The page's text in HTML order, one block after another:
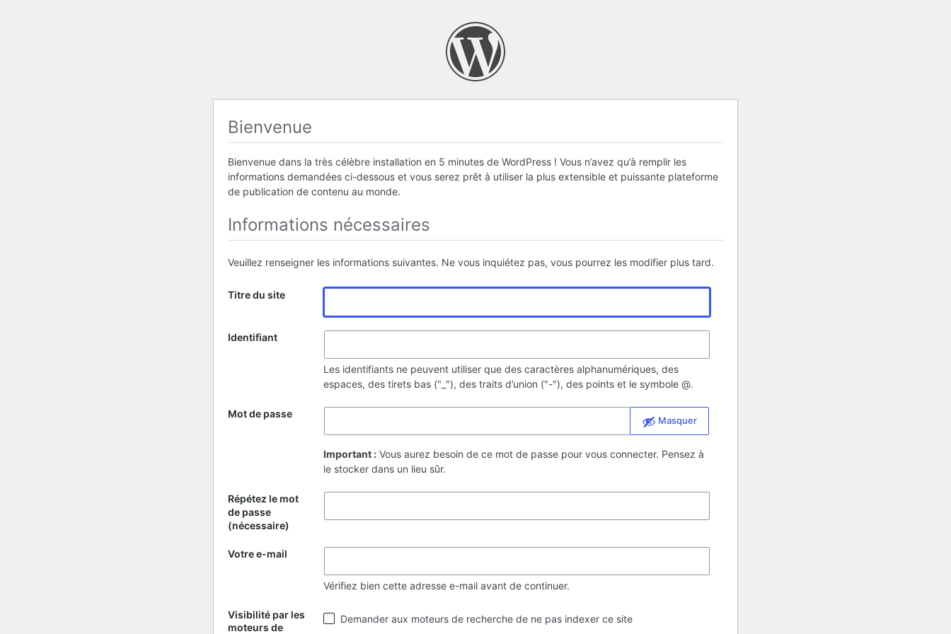
Bienvenue
Bienvenue dans la très célèbre installation en 5 minutes de WordPress ! Vous n’avez qu’à remplir les
informations demandées ci-dessous et vous serez prêt à utiliser la plus extensible et puissante plateforme
de publication de contenu au monde.
Informations nécessaires
Veuillez renseigner les informations suivantes. Ne vous inquiétez pas, vous pourrez les modifier plus tard.
Titre du site
Identifiant
Les identifiants ne peuvent utiliser que des caractères alphanumériques, des
espaces, des tirets bas ("_"), des traits d’union ("-"), des points et le symbole @.
Mot de passe
Masquer
Important : Vous aurez besoin de ce mot de passe pour vous connecter. Pensez à
le stocker dans un lieu sûr.
Répétez le mot
de passe
(nécessaire)
Votre e-mail
Vérifiez bien cette adresse e-mail avant de continuer.
Visibilité par les
moteurs de
Visibilité
par
Demander aux moteurs de recherche de ne pas indexer ce site